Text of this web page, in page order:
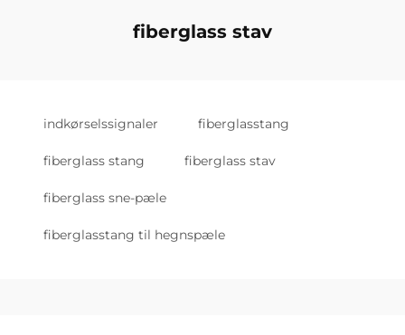
fiberglass stav
indkørselssignaler fiberglasstang
fiberglass stang fiberglass stav
fiberglass sne-pæle
fiberglasstang til hegnspæle